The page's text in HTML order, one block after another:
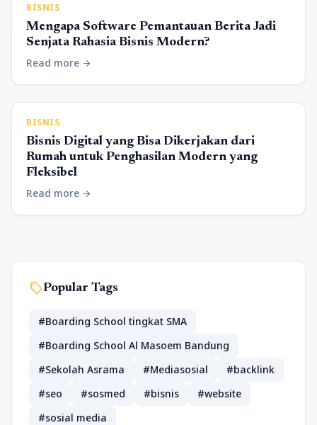
BISNIS
Mengapa Software Pemantauan Berita Jadi
Senjata Rahasia Bisnis Modern?
Read more arrow_forward
BISNIS
Bisnis Digital yang Bisa Dikerjakan dari
Rumah untuk Penghasilan Modern yang
Fleksibel
Read more arrow_forward
sellPopular Tags
#Boarding School tingkat SMA
#Boarding School Al Masoem Bandung
#Sekolah Asrama
#Mediasosial
#backlink
#seo
#sosmed #bisnis
#website
#sosial media